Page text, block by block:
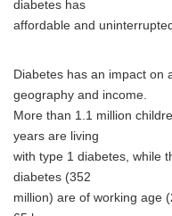
diabetes has
affordable and
Diabetes has an impact on
geography and income.
More than 1.1 million
years are living
with type 1 diabetes, while
diabetes (352
million) are of working age